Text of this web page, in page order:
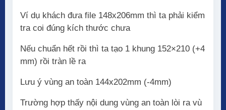
Ví dụ khách đưa file 148x206mm thì ta phải kiểm
tra coi đúng kích thước chưa
Nếu chuẩn hết rồi thì ta tạo 1 khung 152×210 (+4
mm) rồi tràn lề ra
Lưu ý vùng an toàn 144x202mm (-4mm)
Trường hợp thấy nội dung vùng an toàn lòi ra vù